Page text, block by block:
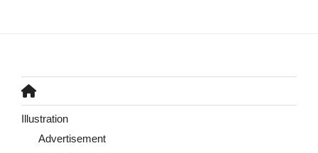
Illustration
Advertisement